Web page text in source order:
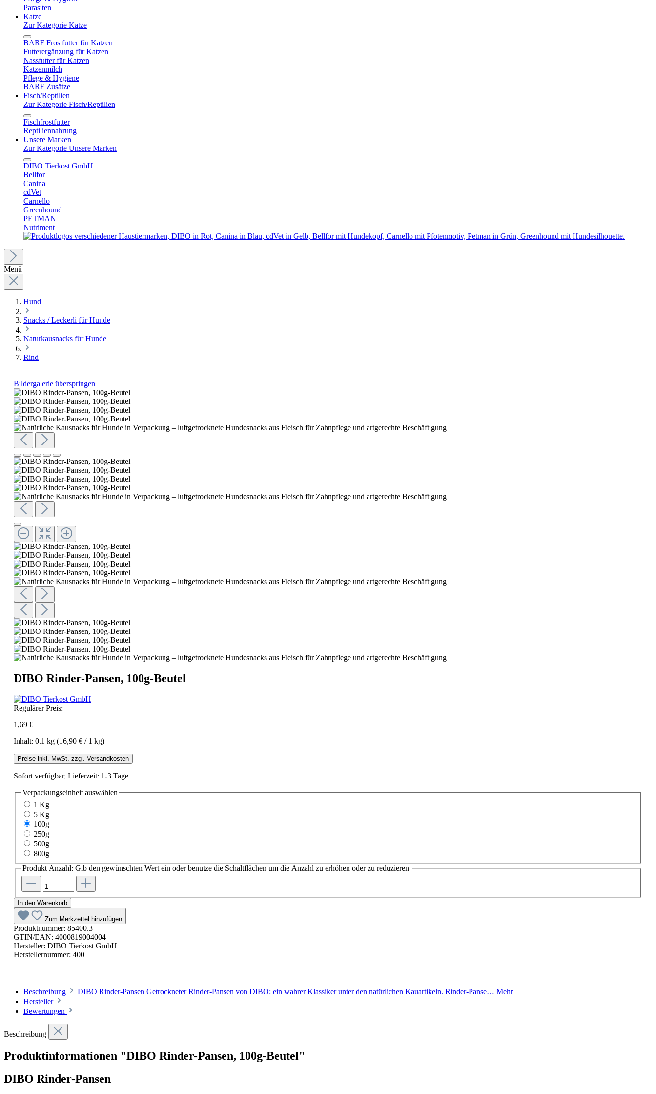
Parasiten
Katze
Zur Kategorie Katze
BARF Frostfutter für Katzen
Futterergänzung für Katzen
Nassfutter für Katzen
Katzenmilch
Pflege & Hygiene
BARF Zusätze
Fisch/Reptilien
Zur Kategorie Fisch/Reptilien
Fischfrostfutter
Reptiliennahrung
Unsere Marken
Zur Kategorie Unsere Marken
DIBO Tierkost GmbH
Bellfor
Canina
cdVet
Carnello
Greenhound
PETMAN
Nutriment
Menü
Hund
Snacks / Leckerli für Hunde
Naturkausnacks für Hunde
Rind
Bildergalerie überspringen
DIBO Rinder-Pansen, 100g-Beutel
Regulärer Preis:
1,69 €
Inhalt: 0.1 kg (16,90 € / 1 kg)
Preise inkl. MwSt. zzgl. Versandkosten
Sofort verfügbar, Lieferzeit: 1-3 Tage
Verpackungseinheit auswählen
1 Kg
5 Kg
100g
250g
500g
800g
Produkt Anzahl: Gib den gewünschten Wert ein oder benutze die Schaltflächen um die Anzahl zu erhöhen oder zu reduzieren.
In den Warenkorb
Zum Merkzettel hinzufügen
Produktnummer: 85400.3
GTIN/EAN: 4000819004004
Hersteller: DIBO Tierkost GmbH
Herstellernummer: 400
Beschreibung DIBO Rinder-Pansen Getrockneter Rinder-Pansen von DIBO: ein wahrer Klassiker unter den natürlichen Kauartikeln. Rinder-Panse… Mehr
Hersteller
Bewertungen
Beschreibung
Produktinformationen "DIBO Rinder-Pansen, 100g-Beutel"
DIBO Rinder-Pansen